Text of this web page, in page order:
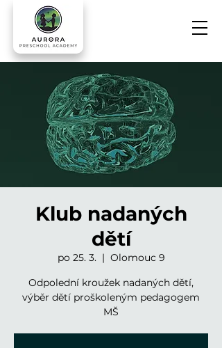
Klub nadaných
dětí
po 25. 3.
  |
Olomouc 9
Odpolední kroužek nadaných dětí,
výběr dětí proškoleným pedagogem
MŠ